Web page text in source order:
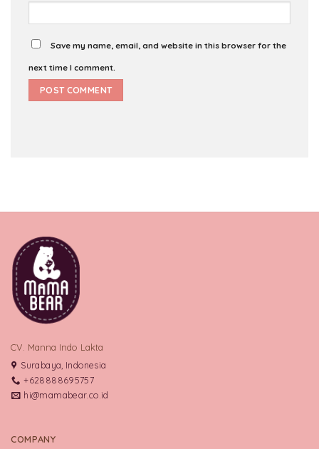
Save my name, email, and website in this browser for the
next time I comment.
CV. Manna Indo Lakta
Surabaya, Indonesia
+628888695757
hi@mamabear.co.id
COMPANY